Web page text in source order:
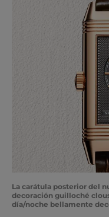
La carátula posterior del
decoración guilloché
día/noche bellamente